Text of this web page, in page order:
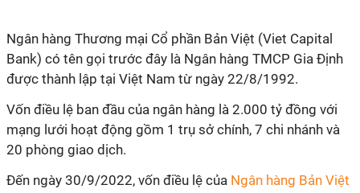
Ngân hàng Thương mại Cổ phần Bản Việt (Viet Capital
Bank) có tên gọi trước đây là Ngân hàng TMCP Gia Định
được thành lập tại Việt Nam từ ngày 22/8/1992.
Vốn điều lệ ban đầu của ngân hàng là 2.000 tỷ đồng với
mạng lưới hoạt động gồm 1 trụ sở chính, 7 chi nhánh và
20 phòng giao dịch.
Đến ngày 30/9/2022, vốn điều lệ của Ngân hàng Bản Việt